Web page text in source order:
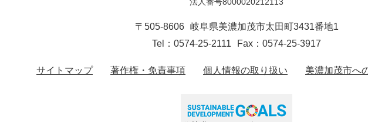
〒505-8606
岐阜県美濃加茂市太田町3431番地1
Tel：0574-25-2111
Fax：0574-25-3917
サイトマップ 著作権・免責事項 個人情報の取り扱い 美濃加茂市へ